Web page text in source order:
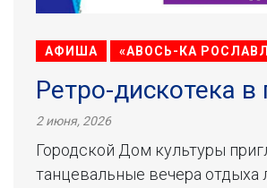
АФИША «АВОСЬ-КА
Ретро-дискотека в
2 июня, 2026
Городской Дом культуры
танцевальные вечера отдыха